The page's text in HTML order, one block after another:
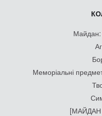
Майдан:
Меморіальні